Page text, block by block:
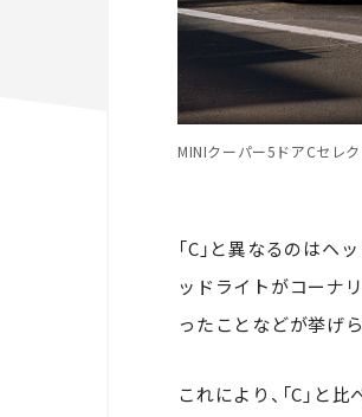
MINIクーパー5ドアCセレ
「C」と異なるのは
ッドライトがコーナ
ったことなどが挙げら
これにより、「C」と